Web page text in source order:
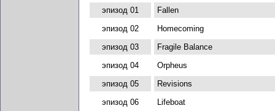
эпизод 01
Fallen
эпизод 02
Homecoming
эпизод 03
Fragile Balance
эпизод 04
Orpheus
эпизод 05
Revisions
эпизод 06
Lifeboat